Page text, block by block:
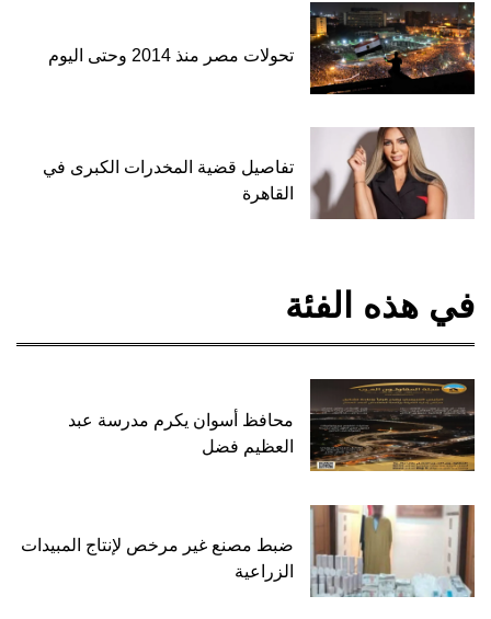
تحولات مصر منذ 2014 وحتى اليوم
تفاصيل قضية المخدرات الكبرى في
القاهرة
في هذه الفئة
محافظ أسوان يكرم مدرسة عبد
العظيم فضل
ضبط مصنع غير مرخص لإنتاج المبيدات
الزراعية